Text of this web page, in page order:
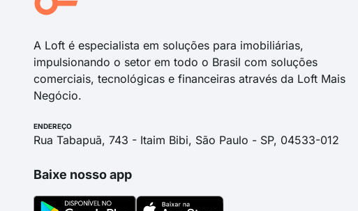
A Loft é especialista em soluções para imobiliárias,
impulsionando o setor em todo o Brasil com soluções
comerciais, tecnológicas e financeiras através da Loft Mais
Negócio.
ENDEREÇO
Rua Tabapuã, 743 - Itaim Bibi, São Paulo - SP, 04533-012
Baixe nosso app